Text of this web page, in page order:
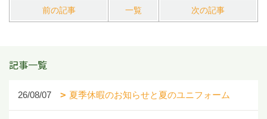
前の記事 一覧 次の記事
記事一覧
26/08/07 夏季休暇のお知らせと夏のユニフォーム